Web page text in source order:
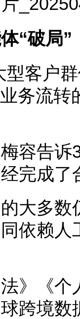
“破局”
型客户
务流
容告
完成了
大多数
依赖
》《
跨境